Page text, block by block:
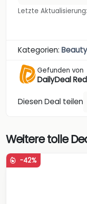
Letzte
Kategorien: Beauty
Gefunden von
DailyDeal
Diesen Deal teilen
Weitere tolle
-42%